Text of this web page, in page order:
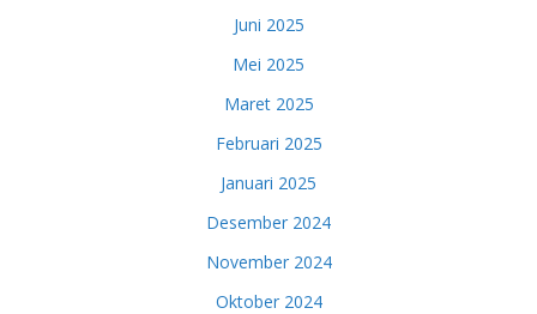
Juni 2025
Mei 2025
Maret 2025
Februari 2025
Januari 2025
Desember 2024
November 2024
Oktober 2024